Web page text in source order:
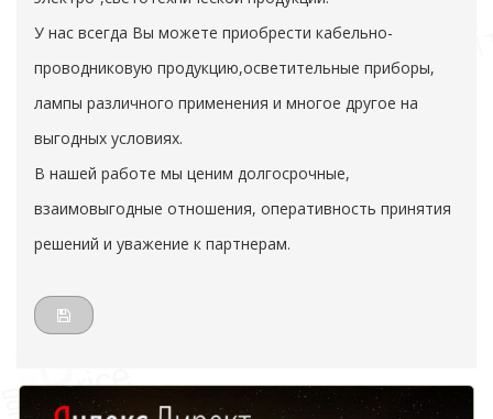
У нас всегда Вы можете приобрести кабельно-
проводниковую продукцию,осветительные приборы,
лампы различного применения и многое другое на
выгодных условиях.
В нашей работе мы ценим долгосрочные,
взаимовыгодные отношения, оперативность принятия
решений и уважение к партнерам.